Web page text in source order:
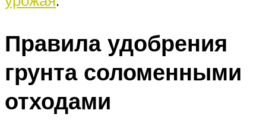
Правила удобрения
грунта соломенными
отходами